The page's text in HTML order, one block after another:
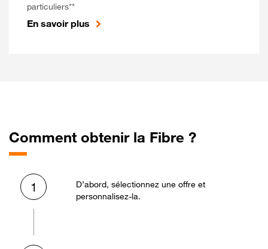
particuliers**
En savoir plus
Comment obtenir la Fibre ?
1
D’abord, sélectionnez une offre et
personnalisez-la.